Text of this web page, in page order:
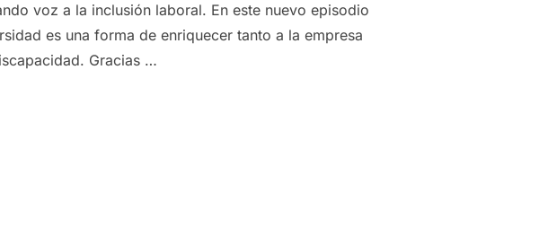
voz a la inclusión laboral. En este nuevo episodio
es una forma de enriquecer tanto a la empresa
Gracias …